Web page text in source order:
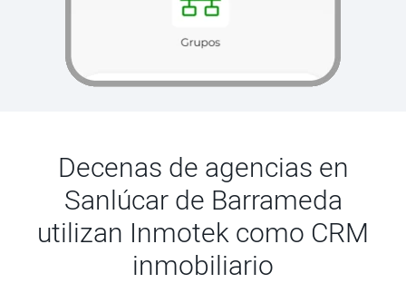
Decenas de agencias en
Sanlúcar de Barrameda
utilizan Inmotek como CRM
inmobiliario